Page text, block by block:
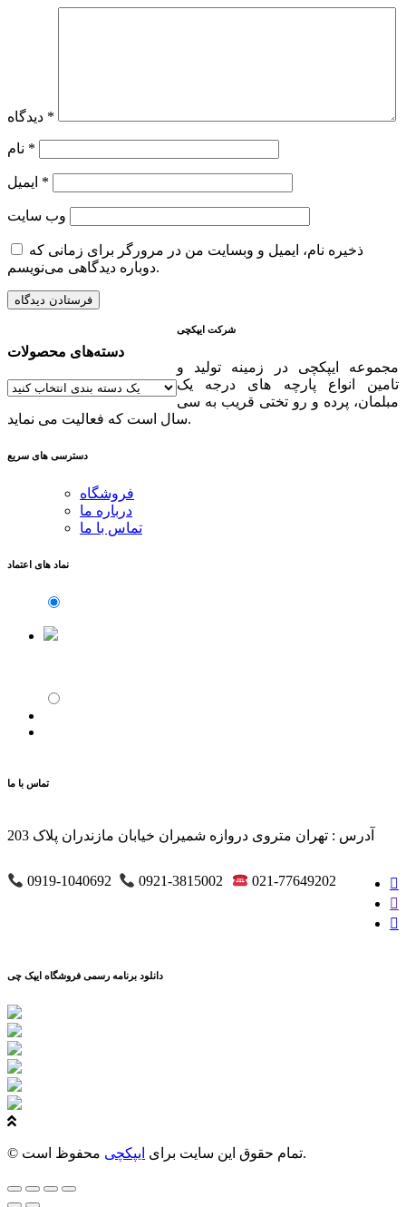
*
*
*
وب‌ سایت
ذخیره نام، ایمیل و وبسایت من در مرورگر برای زمانی که
دوباره دیدگاهی می‌نویسم.
دسته‌های محصولات
شرکت ایپکچی
مجموعه ایپکچی در زمینه تولید و
تامین انواع پارچه های درجه یک
مبلمان، پرده و رو تختی قریب به سی
سال است که فعالیت می نماید.
دسترسی های سریع
فروشگاه
درباره ما
تماس با ما
نماد های اعتماد
تماس با ما
آدرس : تهران متروی دروازه شمیران خیابان مازندران پلاک 203
0919-1040692 0921-3815002 021-77649202
دانلود برنامه رسمی فروشگاه ایپک چی
© تمام حقوق این سایت برای ایپکچی محفوظ است.